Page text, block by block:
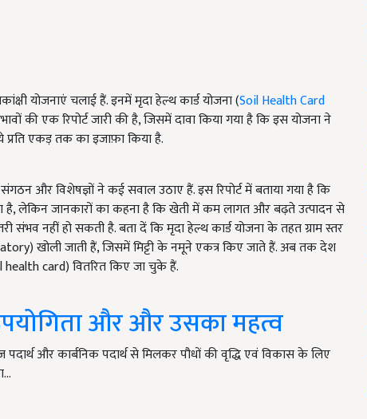
योजनाएं चलाई हैं. इनमें मृदा हेल्थ कार्ड योजना (Soil Health Card
की एक रिपोर्ट जारी की है, जिसमें दावा किया गया है कि इस योजना ने
एकड़ तक का इजाफ़ा किया है.
और विशेषज्ञों ने कई सवाल उठाए हैं. इस रिपोर्ट में बताया गया है कि
लेकिन जानकारों का कहना है कि खेती में कम लागत और बढ़ते उत्पादन से
संभव नहीं हो सकती है. बता दें कि मृदा हेल्थ कार्ड योजना के तहत ग्राम स्तर
खोली जाती हैं, जिसमें मिट्टी के नमूने एकत्र किए जाते हैं. अब तक देश
card) वितरित किए जा चुके हैं.
और और उसका महत्व
और कार्बनिक पदार्थ से मिलकर पौधों की वृद्धि एवं विकास के लिए